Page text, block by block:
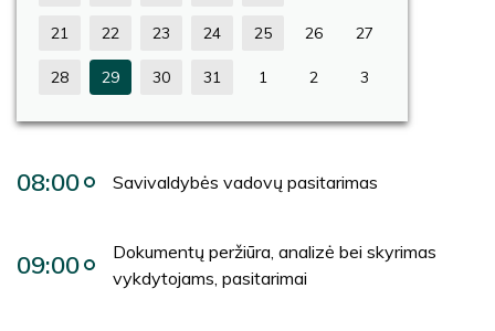
21 22 23 24 25 26 27
28 29 30 31 1 2 3
08:00 Savivaldybės vadovų pasitarimas
09:00
Dokumentų peržiūra, analizė bei skyrimas
vykdytojams, pasitarimai